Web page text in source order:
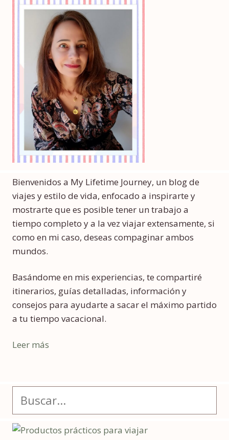
Bienvenidos a My Lifetime Journey, un blog de
viajes y estilo de vida, enfocado a inspirarte y
mostrarte que es posible tener un trabajo a
tiempo completo y a la vez viajar extensamente, si
como en mi caso, deseas compaginar ambos
mundos.
Basándome en mis experiencias, te compartiré
itinerarios, guías detalladas, información y
consejos para ayudarte a sacar el máximo partido
a tu tiempo vacacional.
Leer más